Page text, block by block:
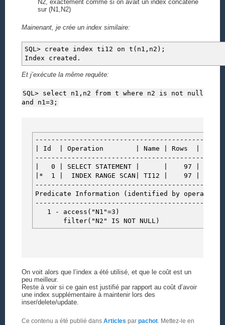
N2, exactement comme si on avait un index concaténé
sur (N1,N2)
Mainenant, je crée un index similaire:
SQL> create index ti12 on t(n1,n2);
Index created.
Et j’exécute la même requête:
SQL> select n1,n2 from t where n2 is not null
and n1=3;
| Id | Operation | Name | Rows | Bytes
| 0 | SELECT STATEMENT | | 97 |
|* 1 | INDEX RANGE SCAN| TI12 | 97 |
Predicate Information (identified by
1 - access("N1"=3)
filter("N2" IS NOT NULL)
On voit alors que l’index a été utilisé, et que le coût est un
peu meilleur.
Reste à voir si ce gain est justifié par rapport au coût d’avoir
une index supplémentaire à maintenir lors des
inser/delete/update.
Ce contenu a été publié dans Articles par pachot. Mettez-le en